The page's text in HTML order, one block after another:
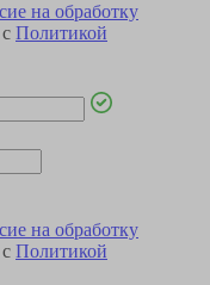
на обработку
Политикой
на обработку
Политикой